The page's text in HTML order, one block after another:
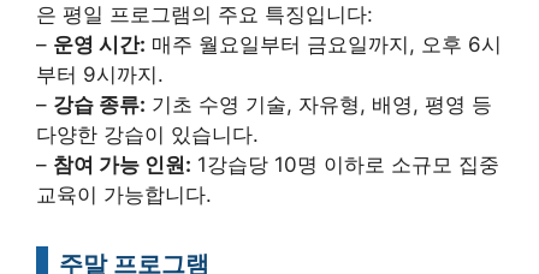
은 평일 프로그램의 주요 특징입니다:
– 운영 시간: 매주 월요일부터 금요일까지, 오후 6시
부터 9시까지.
– 강습 종류: 기초 수영 기술, 자유형, 배영, 평영 등
다양한 강습이 있습니다.
– 참여 가능 인원: 1강습당 10명 이하로 소규모 집중
교육이 가능합니다.
주말 프로그램